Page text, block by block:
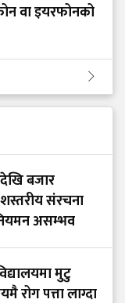
वा इयरफोनको
बजार
संरचना
असम्भव
मुटु
रोग पत्ता लाग्दा